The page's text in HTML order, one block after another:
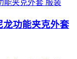
服装
龙功能夹克外套